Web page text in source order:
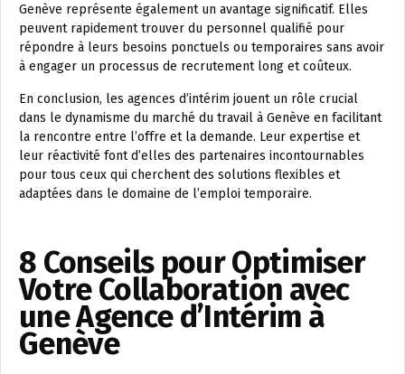
Genève représente également un avantage significatif. Elles
peuvent rapidement trouver du personnel qualifié pour
répondre à leurs besoins ponctuels ou temporaires sans avoir
à engager un processus de recrutement long et coûteux.
En conclusion, les agences d’intérim jouent un rôle crucial
dans le dynamisme du marché du travail à Genève en facilitant
la rencontre entre l’offre et la demande. Leur expertise et
leur réactivité font d’elles des partenaires incontournables
pour tous ceux qui cherchent des solutions flexibles et
adaptées dans le domaine de l’emploi temporaire.
8 Conseils pour Optimiser
Votre Collaboration avec
une Agence d’Intérim à
Genève